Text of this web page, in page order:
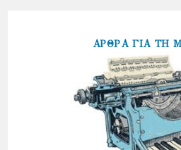
ΑΡΘΡΑ ΓΙΑ ΤΗ